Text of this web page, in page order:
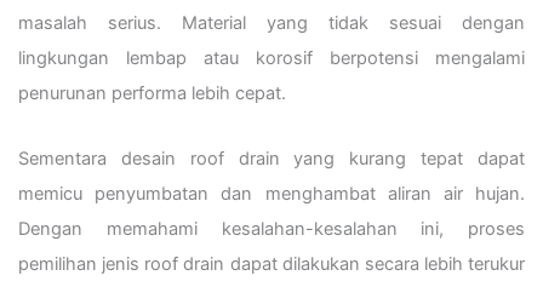
masalah serius. Material yang tidak sesuai dengan
lingkungan lembap atau korosif berpotensi mengalami
penurunan performa lebih cepat.
Sementara desain roof drain yang kurang tepat dapat
memicu penyumbatan dan menghambat aliran air hujan.
Dengan memahami kesalahan-kesalahan ini, proses
pemilihan jenis roof drain dapat dilakukan secara lebih terukur